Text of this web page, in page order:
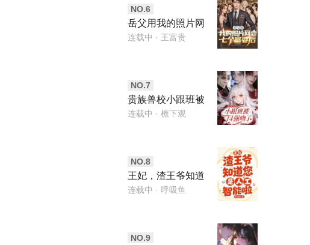
NO.6
岳父用我的照片网
恋七个富婆后
连载中 · 王富贵
NO.7
贵族兽校小跟班被
f4强吻了
连载中 · 檐下观
NO.8
王妃，渣王爷知道
您是人工智能啦
连载中 · 呼吸鱼
NO.9